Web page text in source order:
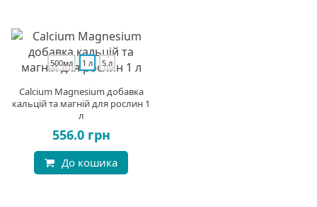
500мл 1 л 5 л
Calcium Magnesium добавка
кальцій та магній для рослин 1
л
556.0 грн
До кошика